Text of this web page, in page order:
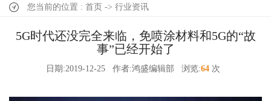
您当前的位置 : 首页 -> 行业资讯
5G时代还没完全来临，免喷涂材料和5G的“故
事”已经开始了
日期:2019-12-25 作者:鸿盛编辑部 浏览:64 次